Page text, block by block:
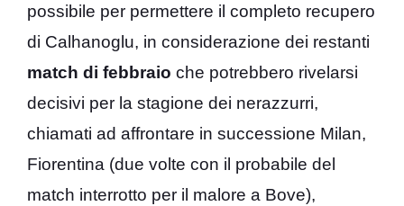
possibile per permettere il completo recupero
di Calhanoglu, in considerazione dei restanti
match di febbraio che potrebbero rivelarsi
decisivi per la stagione dei nerazzurri,
chiamati ad affrontare in successione Milan,
Fiorentina (due volte con il probabile del
match interrotto per il malore a Bove),